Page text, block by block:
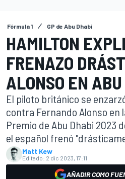
Fórmula 1 GP de Abu Dhabi
HAMILTON
FRENAZO
ALONSO EN
El piloto británico se
contra Fernando Alonso en
Premio de Abu Dhabi 2023
el español frenó
Matt Kew
Editado: 2 dic 2023, 17:11
AÑADIR COMO